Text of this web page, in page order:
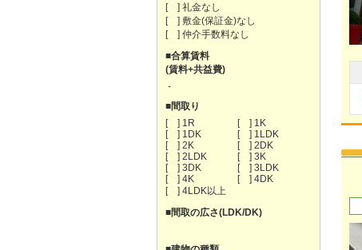
[ ] 礼金なし
[ ] 敷金(保証金)なし
[ ] 仲介手数料なし
■合算賃料
(賃料+共益費)
-
■間取り
[ ] 1R
[ ] 1K
[ ] 1DK
[ ] 1LDK
[ ] 2K
[ ] 2DK
[ ] 2LDK
[ ] 3K
[ ] 3DK
[ ] 3LDK
[ ] 4K
[ ] 4DK
[ ] 4LDK以上
■間取の広さ(LDK/DK)